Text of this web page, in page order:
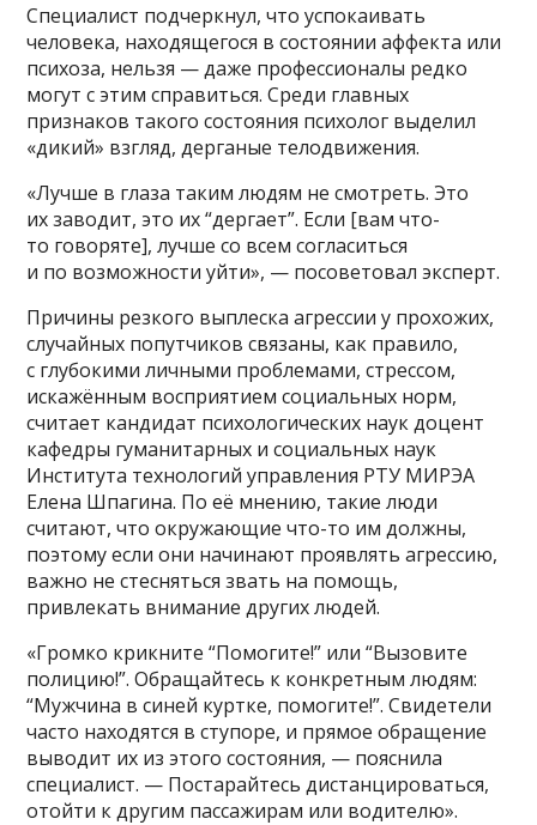
Специалист подчеркнул, что успокаивать
человека, находящегося в состоянии аффекта или
психоза, нельзя — даже профессионалы редко
могут с этим справиться. Среди главных
признаков такого состояния психолог выделил
«дикий» взгляд, дерганые телодвижения.
«Лучше в глаза таким людям не смотреть. Это
их заводит, это их “дергает”. Если [вам что-
то говоряте], лучше со всем согласиться
и по возможности уйти», — посоветовал эксперт.
Причины резкого выплеска агрессии у прохожих,
случайных попутчиков связаны, как правило,
с глубокими личными проблемами, стрессом,
искажённым восприятием социальных норм,
считает кандидат психологических наук доцент
кафедры гуманитарных и социальных наук
Института технологий управления РТУ МИРЭА
Елена Шпагина. По её мнению, такие люди
считают, что окружающие что-то им должны,
поэтому если они начинают проявлять агрессию,
важно не стесняться звать на помощь,
привлекать внимание других людей.
«Громко крикните “Помогите!” или “Вызовите
полицию!”. Обращайтесь к конкретным людям:
“Мужчина в синей куртке, помогите!”. Свидетели
часто находятся в ступоре, и прямое обращение
выводит их из этого состояния, — пояснила
специалист. — Постарайтесь дистанцироваться,
отойти к другим пассажирам или водителю».